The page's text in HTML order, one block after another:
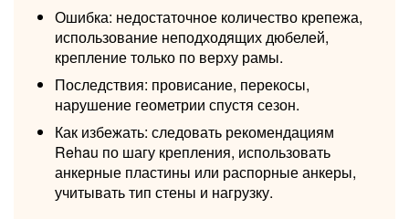
Ошибка: недостаточное количество крепежа,
использование неподходящих дюбелей,
крепление только по верху рамы.
Последствия: провисание, перекосы,
нарушение геометрии спустя сезон.
Как избежать: следовать рекомендациям
Rehau по шагу крепления, использовать
анкерные пластины или распорные анкеры,
учитывать тип стены и нагрузку.